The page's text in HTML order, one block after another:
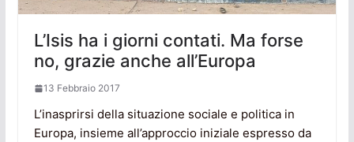
L’Isis ha i giorni contati. Ma forse
no, grazie anche all’Europa
13 Febbraio 2017
L’inasprirsi della situazione sociale e politica in
Europa, insieme all’approccio iniziale espresso da